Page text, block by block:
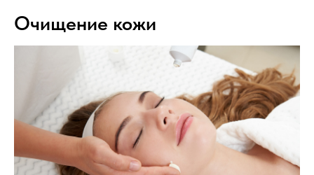
Очищение кожи